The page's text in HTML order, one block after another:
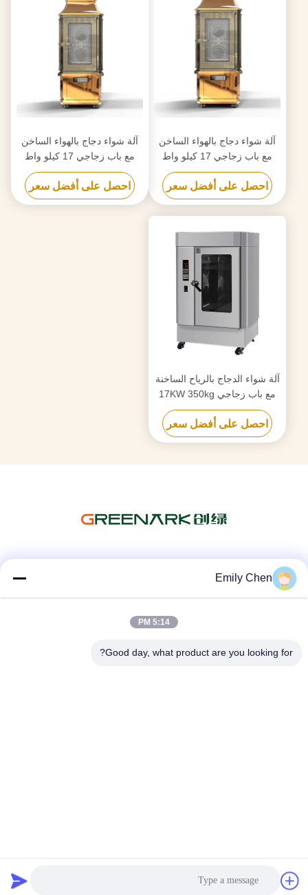
آلة شواء دجاج بالهواء الساخن
مع باب زجاجي 17 كيلو واط
احصل على أفضل سعر
آلة شواء دجاج بالهواء الساخن
مع باب زجاجي 17 كيلو واط
احصل على أفضل سعر
آلة شواء الدجاج بالرياح الساخنة
مع باب زجاجي 17KW 350kg
احصل على أفضل سعر
Emily Chen
5:14 PM
Good day, what product are you looking for?